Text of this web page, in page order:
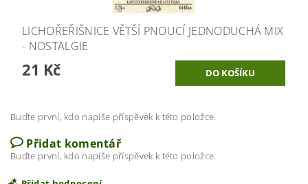
LICHOŘEŘIŠNICE VĚTŠÍ PNOUCÍ JEDNODUCHÁ MIX
- NOSTALGIE
21 Kč
Buďte první, kdo napíše příspěvek k této položce.
Přidat komentář
Buďte první, kdo napíše příspěvek k této položce.